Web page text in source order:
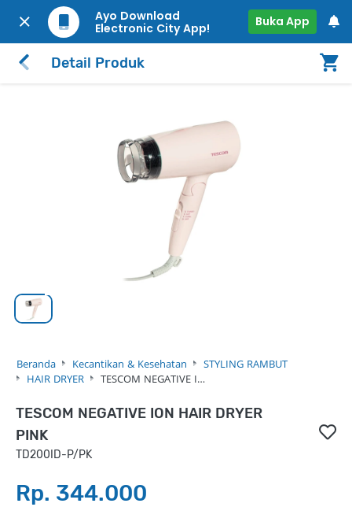
Ayo Download
Electronic City App!
Buka App
Detail Produk
Beranda Kecantikan & Kesehatan
STYLING RAMBUT
HAIR DRYER
TESCOM NEGATIVE I…
TESCOM NEGATIVE ION HAIR DRYER
PINK
TD200ID-P/PK
Rp. 344.000